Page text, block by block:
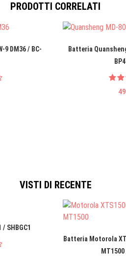
PRODOTTI CORRELATI
9 DM36 / BC-
Batteria
VISTI DI RECENTE
SHBGC1
Batteria Motorola